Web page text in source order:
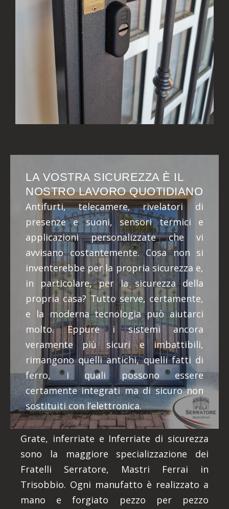
LA VOSTRA SICUREZZA È IL
NOSTRO LAVORO QUOTIDIANO
Antifurti, telecamere, rivelatori di
presenze e suoni, sensori termici e
applicazioni personalizzate che vi
avvisano costantemente. Cosa non si
inventerebbe per la propria sicurezza e,
in particolare, per la sicurezza della
propria casa? Tutto serve, certamente,
e la moderna tecnologia può aiutarci
molto. Eppure i sistemi ancora
veramente più sicuri e imbattibili,
rimangono quelli antichi, quelli fatti di
ferro, i quali possono essere
certamente integrati ma di sicuro non
sostituiti con l’elettronica.
Grate, inferriate e Inferriate di sicurezza
sono la maggiore specializzazione dei
Fratelli Serratore, Mastri Ferrai in
Trisobbio. Ogni manufatto è realizzato a
mano e forgiato pezzo per pezzo